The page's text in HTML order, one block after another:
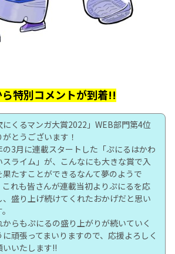
特別コメントが到着!!
にくるマンガ大賞2022」WEB部門第4位
がとうございます！
の3月に連載スタートした「ぷにるはかわ
スライム」が、こんなにも大きな賞で入
果たすことができるなんて夢のようで
これも皆さんが連載当初よりぷにるを応
、盛り上げ続けてくれたおかげだと思い
からもぷにるの盛り上がりが続いていく
に頑張ってまいりますので、応援よろしく
いいたします!!